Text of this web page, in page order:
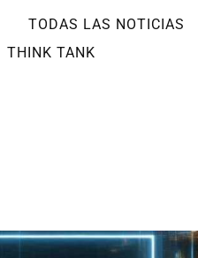
TODAS LAS NOTICIAS
THINK TANK